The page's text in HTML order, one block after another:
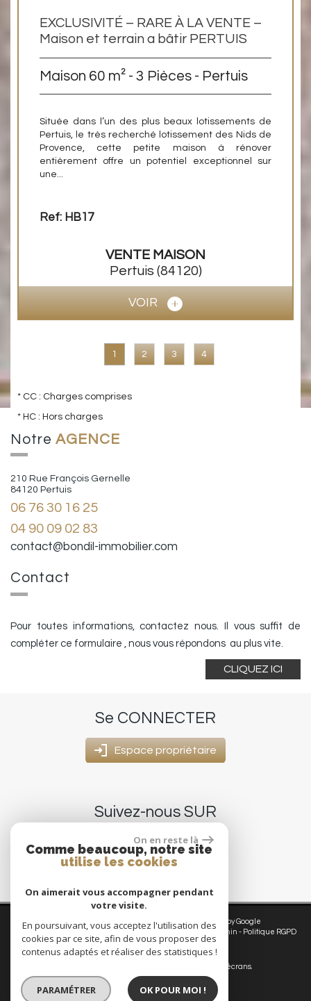
EXCLUSIVITÉ – RARE À LA VENTE –
Maison et terrain a bâtir PERTUIS
Maison 60 m² - 3 Pièces - Pertuis
Située dans l’un des plus beaux lotissements de
Pertuis, le très recherché lotissement des Nids de
Provence, cette petite maison à rénover
entièrement offre un potentiel exceptionnel sur
une...
Ref: HB17
VENTE MAISON
Pertuis (84120)
VOIR
1 2 3 4
* CC : Charges comprises
* HC : Hors charges
Notre AGENCE
210 Rue François Gernelle
84120 Pertuis
06 76 30 16 25
04 90 09 02 83
contact@bondil-immobilier.com
Contact
Pour toutes informations, contactez nous. Il vous suffit de
compléter ce formulaire , nous vous répondons au plus vite.
CLIQUEZ ICI
Se CONNECTER
Espace propriétaire
Suivez-nous SUR
© 2026 | Tous droits réservés | Traduction powered by Google
Plan du site
Mentions légales Nos honoraires Admin - Politique RGPD
Site internet compatible multi-supports,
un seul site adaptable à tous les types d'écrans.
On en reste là
Comme beaucoup, notre site
utilise les cookies
On aimerait vous accompagner pendant
votre visite.
En poursuivant, vous acceptez l'utilisation des
cookies par ce site, afin de vous proposer des
contenus adaptés et réaliser des statistiques !
PARAMÉTRER OK POUR MOI !